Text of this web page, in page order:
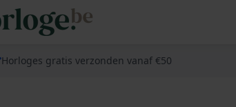
Horloges gratis verzonden vanaf €50